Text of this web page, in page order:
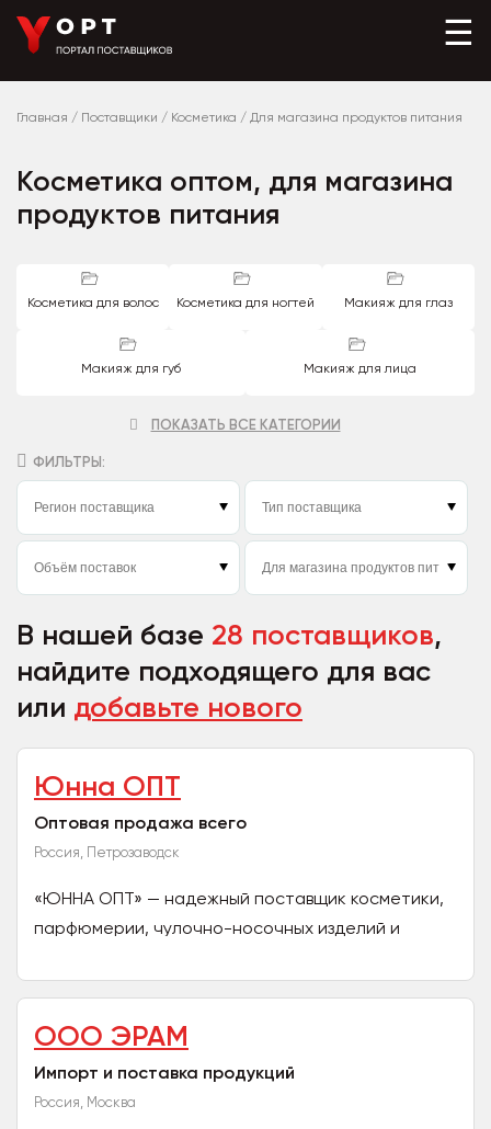
☰
Главная / Поставщики / Косметика / Для магазина продуктов питания
Косметика оптом, для магазина
продуктов питания
Косметика для волос Косметика для ногтей Макияж для глаз
Макияж для губ Макияж для лица
ПОКАЗАТЬ ВСЕ КАТЕГОРИИ
ФИЛЬТРЫ:
В нашей базе 28 поставщиков,
найдите подходящего для вас
или добавьте нового
Юнна ОПТ
Оптовая продажа всего
Россия, Петрозаводск
«ЮННА ОПТ» — надежный поставщик косметики,
парфюмерии, чулочно-носочных изделий и
широкий ассортимент...
ООО ЭРАМ
Импорт и поставка продукций
Россия, Москва